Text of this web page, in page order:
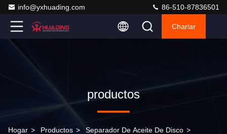
info@yxhuading.com 86-510-87836501
Charlar
productos
Hogar > Productos > Separador De Aceite De Disco >